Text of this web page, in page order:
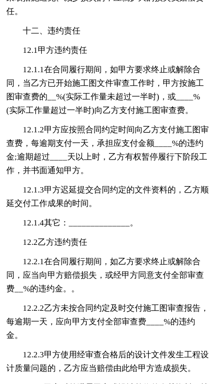
任。
十二、违约责任
12.1甲方违约责任
12.1.1在合同履行期间，如甲方要求终止或解除合
同，当乙方已开始施工图文件审查工作时，甲方按施工
图审查费的__%(实际工作量未超过一半时)，或____%
(实际工作量超过一半时)向乙方支付施工图审查费。
12.1.2甲方应按照合同约定时间向乙方支付施工图审
查费，每逾期支付一天，承担应支付金额____%的违约
金;逾期超过____天以上时，乙方有权暂停履行下阶段工
作，并书面通知甲方。
12.1.3甲方迟延提交合同约定的文件资料的，乙方顺
延交付工作成果的时间。
12.1.4其它：______________。
12.2乙方违约责任
12.2.1在合同履行期间，如乙方要求终止或解除合
同，应当向甲方赔偿损失，或经甲方同意支付全部审查
费__%的违约金。。
12.2.2乙方未按合同约定及时交付施工图审查报告，
每逾期一天，应向甲方支付全部审查费____%的违约
金。
12.2.3甲方使用经审查合格后的设计文件发生工程设
计质量问题的，乙方应当赔偿由此给甲方造成损失。